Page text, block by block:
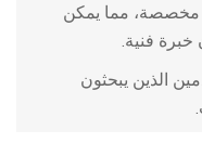
AddROM يتضمن وميض ROMs مخصصة، مما يمكن
فنية.
الذين يبحثون